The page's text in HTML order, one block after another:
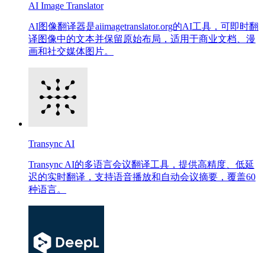
AI Image Translator
AI图像翻译器是aiimagetranslator.org的AI工具，可即时翻
译图像中的文本并保留原始布局，适用于商业文档、漫
画和社交媒体图片。
Transync AI
Transync AI的多语言会议翻译工具，提供高精度、低延
迟的实时翻译，支持语音播放和自动会议摘要，覆盖60
种语言。